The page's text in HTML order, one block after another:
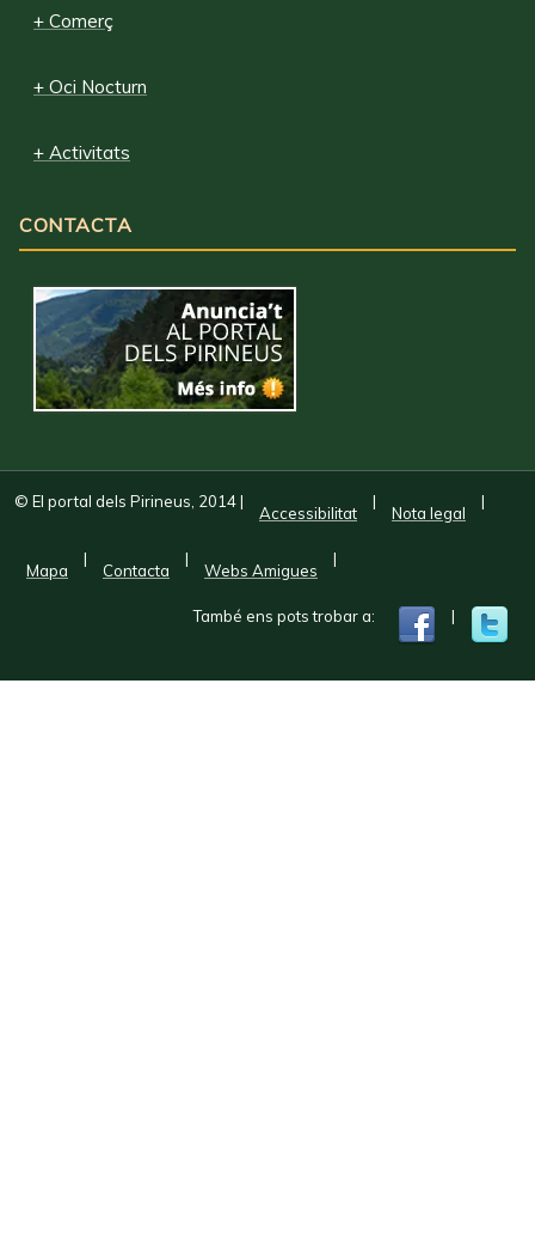
+ Comerç
+ Oci Nocturn
+ Activitats
CONTACTA
© El portal dels Pirineus, 2014|
Accessibilitat
|
Nota legal
|
Mapa
|
Contacta
|
Webs Amigues
|
També ens pots trobar a: |